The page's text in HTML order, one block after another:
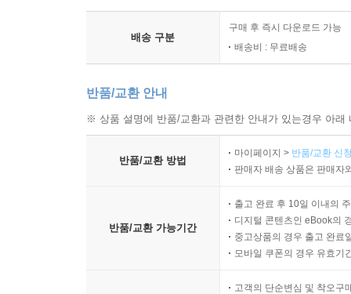
배송 구분
구매 후 즉시 다운로드 가능
배송비 : 무료배송
반품/교환 안내
※ 상품 설명에 반품/교환과 관련한 안내가 있는경우 아
반품/교환 방법
마이페이지 > 반품/교환 신
판매자 배송 상품은 판매자
반품/교환 가능기간
출고 완료 후 10일 이내의
디지털 콘텐츠인 eBook의
중고상품의 경우 출고 완료
모바일 쿠폰의 경우 유효기
고객의 단순변심 및 착오구